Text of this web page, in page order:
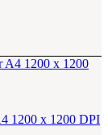
1200 x 1200 DPI